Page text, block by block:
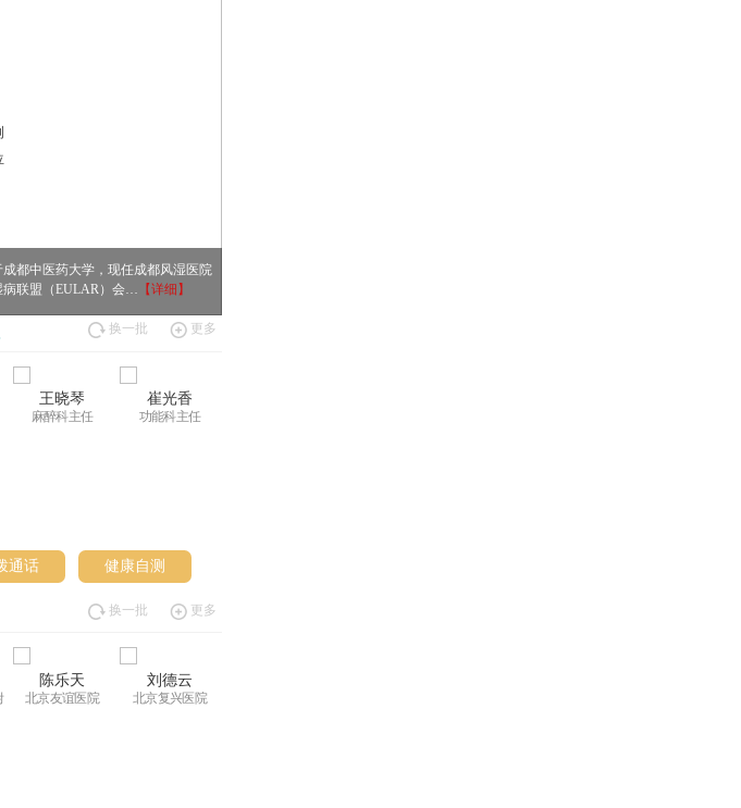
都中医药大学，现任成都风湿医院
病联盟（EULAR）会… 【详细】
换一批 更多
王晓琴
麻醉科主任
崔光香
功能科主任
通话 健康自测
换一批 更多
陈乐天
北京友谊医院
刘德云
北京复兴医院